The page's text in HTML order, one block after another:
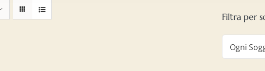
Filtra per
Ogni